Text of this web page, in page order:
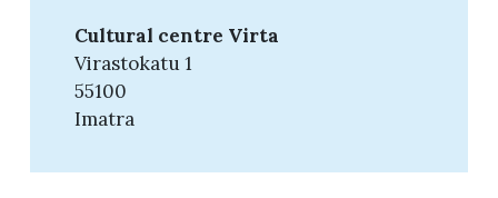
Cultural centre Virta
Virastokatu 1
55100
Imatra